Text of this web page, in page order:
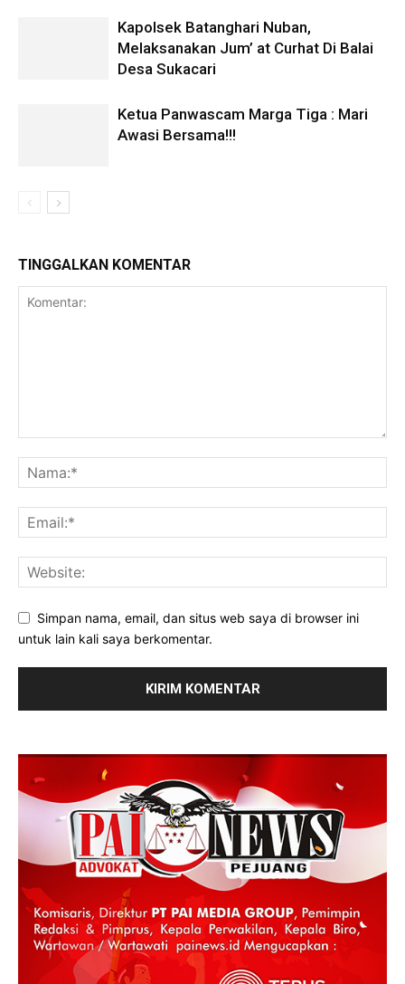
Kapolsek Batanghari Nuban,
Melaksanakan Jum’ at Curhat Di Balai
Desa Sukacari
Ketua Panwascam Marga Tiga : Mari
Awasi Bersama!!!
TINGGALKAN KOMENTAR
Simpan nama, email, dan situs web saya di browser ini
untuk lain kali saya berkomentar.